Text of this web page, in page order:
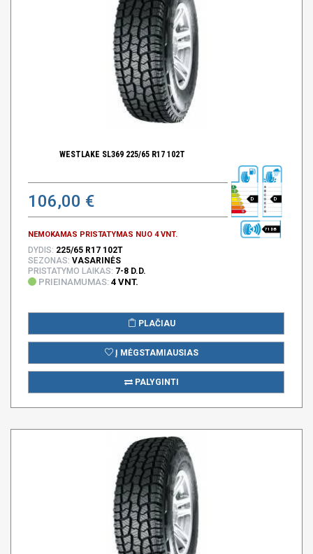
WESTLAKE SL369 225/65 R17 102T
106,00 €
NEMOKAMAS PRISTATYMAS NUO 4 VNT.
D D
71 DB
DYDIS: 225/65 R17 102T
SEZONAS: VASARINĖS
PRISTATYMO LAIKAS: 7-8 D.D.
PRIEINAMUMAS: 4 VNT.
PLAČIAU
Į MĖGSTAMIAUSIAS
PALYGINTI